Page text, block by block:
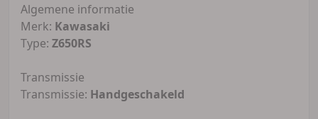
Algemene informatie
Merk: Kawasaki
Type: Z650RS
Transmissie
Transmissie: Handgeschakeld